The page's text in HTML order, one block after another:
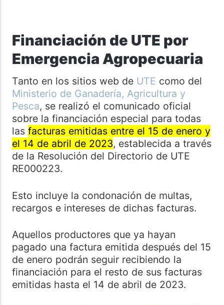
Financiación de UTE por
Emergencia Agropecuaria
Tanto en los sitios web de UTE como del
Ministerio de Ganadería, Agricultura y
Pesca, se realizó el comunicado oficial
sobre la financiación especial para todas
las facturas emitidas entre el 15 de enero y
el 14 de abril de 2023, establecida a través
de la Resolución del Directorio de UTE
RE000223.
Esto incluye la condonación de multas,
recargos e intereses de dichas facturas.
Aquellos productores que ya hayan
pagado una factura emitida después del 15
de enero podrán seguir recibiendo la
financiación para el resto de sus facturas
emitidas hasta el 14 de abril de 2023.